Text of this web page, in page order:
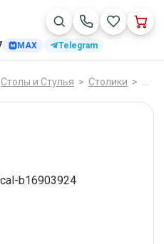
MAX Telegram
Столы и Стулья > Столики >